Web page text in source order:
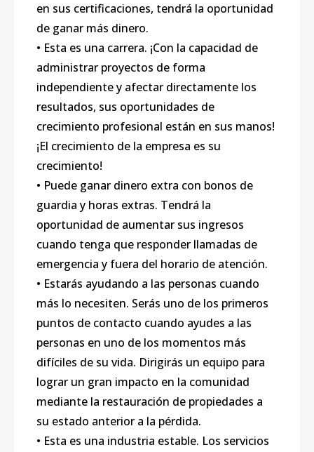
en sus certificaciones, tendrá la oportunidad
de ganar más dinero.
• Esta es una carrera. ¡Con la capacidad de
administrar proyectos de forma
independiente y afectar directamente los
resultados, sus oportunidades de
crecimiento profesional están en sus manos!
¡El crecimiento de la empresa es su
crecimiento!
• Puede ganar dinero extra con bonos de
guardia y horas extras. Tendrá la
oportunidad de aumentar sus ingresos
cuando tenga que responder llamadas de
emergencia y fuera del horario de atención.
• Estarás ayudando a las personas cuando
más lo necesiten. Serás uno de los primeros
puntos de contacto cuando ayudes a las
personas en uno de los momentos más
difíciles de su vida. Dirigirás un equipo para
lograr un gran impacto en la comunidad
mediante la restauración de propiedades a
su estado anterior a la pérdida.
• Esta es una industria estable. Los servicios